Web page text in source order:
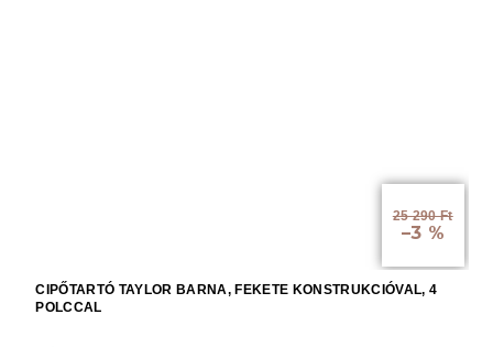
25 290 Ft
–3 %
CIPŐTARTÓ TAYLOR BARNA, FEKETE KONSTRUKCIÓVAL, 4
POLCCAL